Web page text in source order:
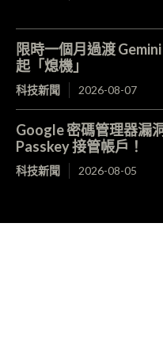
限時一個月過渡
起「熄機」
科技新聞 2026-08-07
Google 密碼管理器
Passkey 接管帳戶！
科技新聞 2026-08-05